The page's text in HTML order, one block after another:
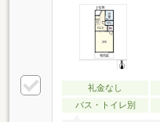
礼金なし
バス・トイレ別